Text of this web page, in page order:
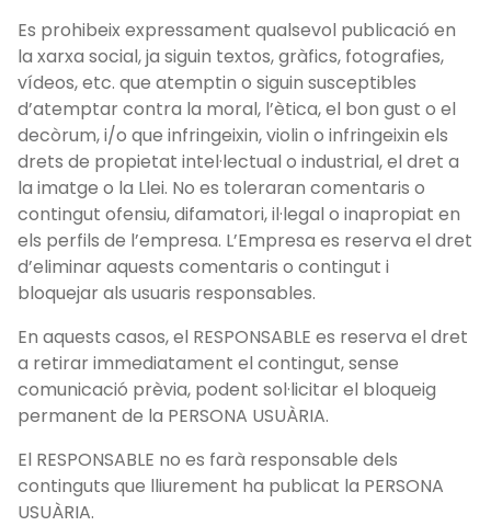
Es prohibeix expressament qualsevol publicació en
la xarxa social, ja siguin textos, gràfics, fotografies,
vídeos, etc. que atemptin o siguin susceptibles
d’atemptar contra la moral, l’ètica, el bon gust o el
decòrum, i/o que infringeixin, violin o infringeixin els
drets de propietat intel·lectual o industrial, el dret a
la imatge o la Llei. No es toleraran comentaris o
contingut ofensiu, difamatori, il·legal o inapropiat en
els perfils de l’empresa. L’Empresa es reserva el dret
d’eliminar aquests comentaris o contingut i
bloquejar als usuaris responsables.
En aquests casos, el RESPONSABLE es reserva el dret
a retirar immediatament el contingut, sense
comunicació prèvia, podent sol·licitar el bloqueig
permanent de la PERSONA USUÀRIA.
El RESPONSABLE no es farà responsable dels
continguts que lliurement ha publicat la PERSONA
USUÀRIA.